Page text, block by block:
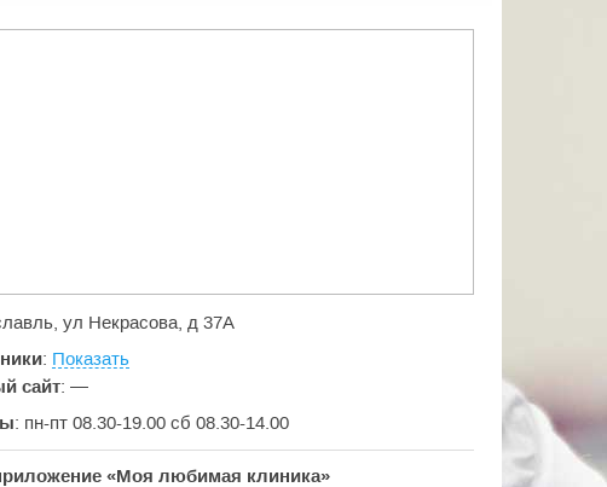
ул Некрасова, д 37А
: Показать
сайт: —
: пн-пт 08.30-19.00 сб 08.30-14.00
«Моя любимая клиника»